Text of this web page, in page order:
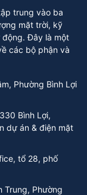
trung vào ba
mặt trời, kỹ
Đây là một
các bộ phận và
Phường Bình Lợi
Bình Lợi,
dự án & điện mặt
tổ 28, phố
Trung, Phường